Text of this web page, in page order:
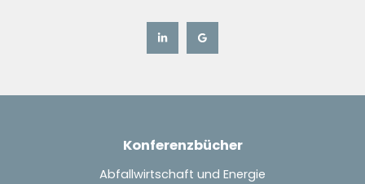
Konferenzbücher
Abfallwirtschaft und Energie